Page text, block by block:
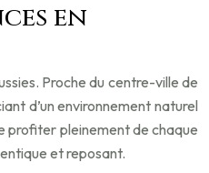
en
Proche du centre-ville de
d’un environnement naturel
profiter pleinement de chaque
et reposant.